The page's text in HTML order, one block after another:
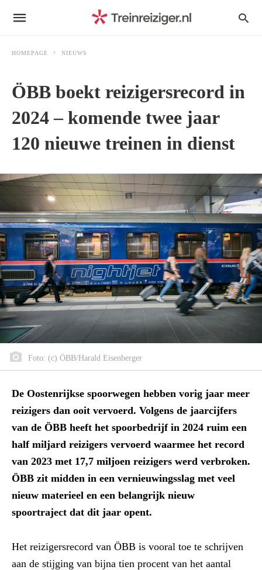
HOMEPAGE NIEUWS
ÖBB boekt reizigersrecord in
2024 – komende twee jaar
120 nieuwe treinen in dienst
Foto: (c) ÖBB/Harald Eisenberger
De Oostenrijkse spoorwegen hebben vorig jaar meer
reizigers dan ooit vervoerd. Volgens de jaarcijfers
van de ÖBB heeft het spoorbedrijf in 2024 ruim een
half miljard reizigers vervoerd waarmee het record
van 2023 met 17,7 miljoen reizigers werd verbroken.
ÖBB zit midden in een vernieuwingsslag met veel
nieuw materieel en een belangrijk nieuw
spoortraject dat dit jaar opent.
Het reizigersrecord van ÖBB is vooral toe te schrijven
aan de stijging van bijna tien procent van het aantal